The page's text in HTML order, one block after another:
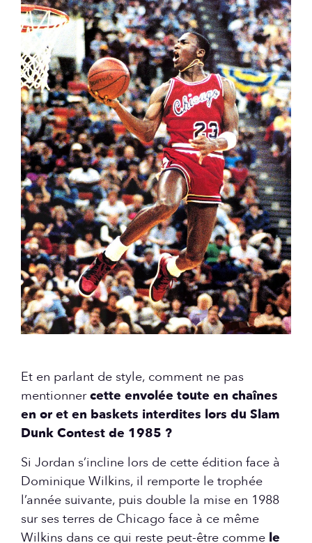
Et en parlant de style, comment ne pas
mentionnercette envolée toute en chaînes
en or et en baskets interdites lors du Slam
Dunk Contest de 1985 ?
Si Jordan s’incline lors de cette édition face à
Dominique Wilkins, il remporte le trophée
l’année suivante, puis double la mise en 1988
sur ses terres de Chicago face à ce même
Wilkins dans ce qui reste peut-être comme le